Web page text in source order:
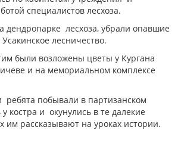
специалистов лесхоза.
лесхоза, убрали опавшие
лесничество.
были возложены цветы у Кургана
и на мемориальном комплексе
побывали в партизанском
костра и окунулись в те далекие
им рассказывают на уроках истории.